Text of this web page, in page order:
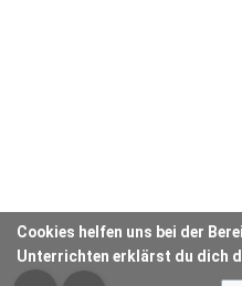
Cookies helfen uns bei der
Unterrichten erklärst du dich